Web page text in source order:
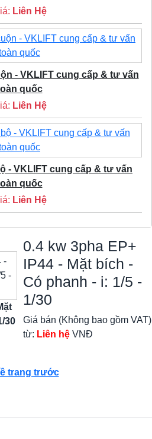
Liên Hệ
- VKLIFT cung cấp & tư vấn
quốc
Liên Hệ
- VKLIFT cung cấp & tư vấn
quốc
Liên Hệ
30
0.4 kw 3pha EP+
IP44 - Mặt bích -
Có phanh - i: 1/5 -
1/30
Giá bán (Không bao gồm VAT)
từ: Liên hệ VNĐ
trang trước